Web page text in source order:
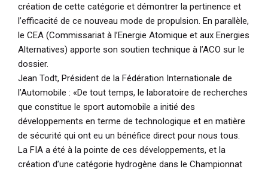
création de cette catégorie et démontrer la pertinence et
l’efficacité de ce nouveau mode de propulsion. En parallèle,
le CEA (Commissariat à l’Energie Atomique et aux Energies
Alternatives) apporte son soutien technique à l’ACO sur le
dossier.
Jean Todt, Président de la Fédération Internationale de
l’Automobile : «De tout temps, le laboratoire de recherches
que constitue le sport automobile a initié des
développements en terme de technologique et en matière
de sécurité qui ont eu un bénéfice direct pour nous tous.
La FIA a été à la pointe de ces développements, et la
création d’une catégorie hydrogène dans le Championnat